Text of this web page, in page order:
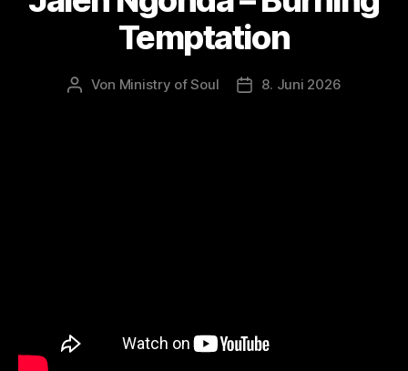
Temptation
Beitragsautor
Von Ministry of Soul Veröffentlichungsdatum
8. Juni 2026